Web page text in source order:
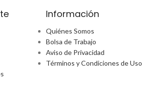
Información
Quiénes Somos
Bolsa de Trabajo
Aviso de Privacidad
Términos y Condiciones de Uso